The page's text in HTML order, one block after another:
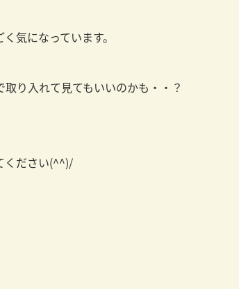
気になっています。
り入れて見てもいいのかも・・？
ください(^^)/